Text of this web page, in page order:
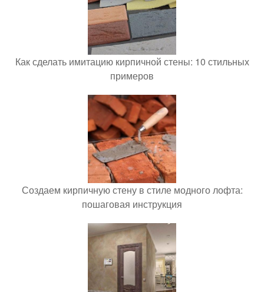
Как сделать имитацию кирпичной стены: 10 стильных
примеров
Создаем кирпичную стену в стиле модного лофта:
пошаговая инструкция